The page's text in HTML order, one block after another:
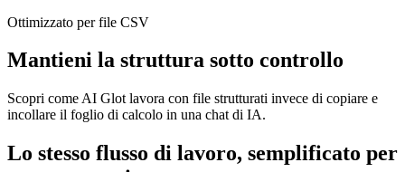
Ottimizzato per file CSV
Mantieni la struttura sotto controllo
Scopri come AI Glot lavora con file strutturati invece di copiare e
incollare il foglio di calcolo in una chat di IA.
Lo stesso flusso di lavoro, semplificato per